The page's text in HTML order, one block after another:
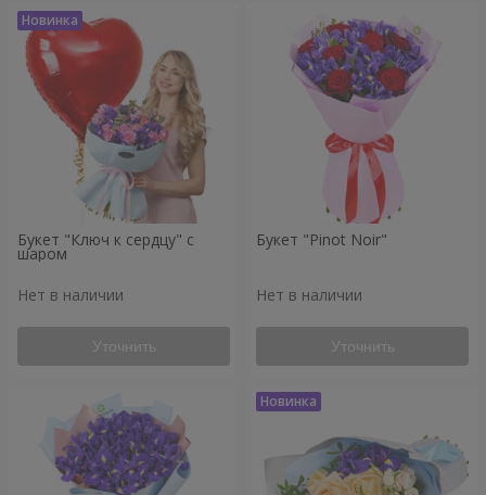
Букет "Ключ к сердцу" с
шаром
Нет в наличии
Уточнить
Букет "Pinot Noir"
Нет в наличии
Уточнить